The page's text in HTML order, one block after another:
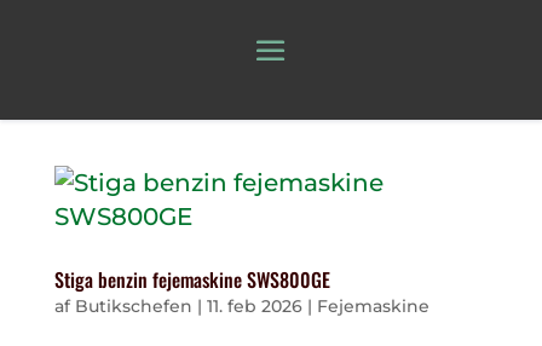
Stiga benzin fejemaskine SWS800GE
af Butikschefen | 11. feb 2026| Fejemaskine